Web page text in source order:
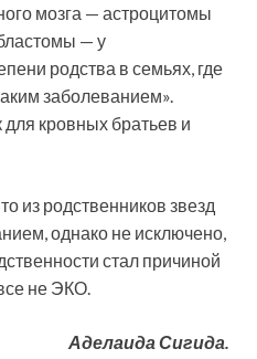
мозга — астроцитомы
— у
родства в семьях, где
заболеванием».
кровных братьев и
из родственников звезд
однако не исключено,
стал причиной
не ЭКО.
Аделаида Сигида.